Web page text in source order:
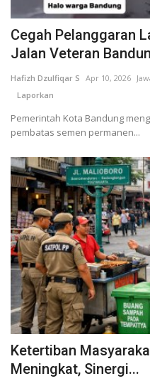
Olahraga
Kesehatan
Layanan Publik
Perempuan/Anak
Cegah Pelanggaran
Jalan Veteran
Hafizh Dzulfiqar S Apr 10, 2026
Laporkan
Pemerintah Kota Bandung
pembatas semen permanen...
Ketertiban
Meningkat, Sinergi...